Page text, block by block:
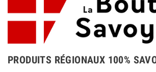
PRODUITS RÉGIONAUX 100%